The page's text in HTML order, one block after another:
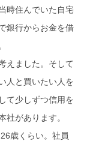
時住んでいた自宅
銀行からお金を借
えました。そして
人と買いたい人を
て少しずつ信用を
社があります。
歳くらい。社員